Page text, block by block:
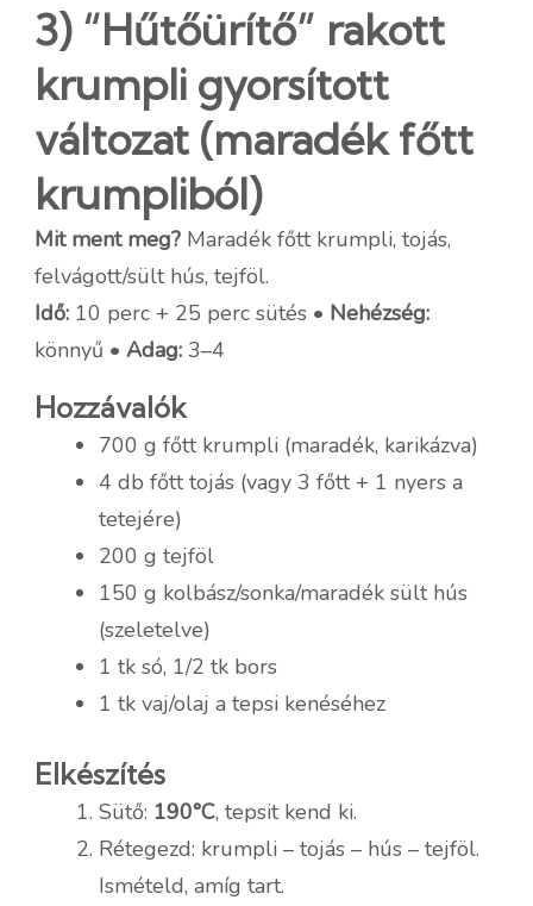
3) “Hűtőürítő” rakott
krumpli gyorsított
változat (maradék főtt
krumpliból)
Mit ment meg? Maradék főtt krumpli, tojás,
felvágott/sült hús, tejföl.
Idő: 10 perc + 25 perc sütés • Nehézség:
könnyű • Adag: 3–4
Hozzávalók
700 g főtt krumpli (maradék, karikázva)
4 db főtt tojás (vagy 3 főtt + 1 nyers a
tetejére)
200 g tejföl
150 g kolbász/sonka/maradék sült hús
(szeletelve)
1 tk só, 1/2 tk bors
1 tk vaj/olaj a tepsi kenéséhez
Elkészítés
Sütő: 190°C, tepsit kend ki.
Rétegezd: krumpli – tojás – hús – tejföl.
Ismételd, amíg tart.